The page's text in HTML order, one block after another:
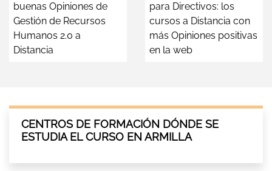
buenas Opiniones de
Gestión de Recursos
Humanos 2.0 a
Distancia
para Directivos: los
cursos a Distancia con
más Opiniones positivas
en la web
CENTROS DE FORMACIÓN DÓNDE SE
ESTUDIA EL CURSO EN ARMILLA